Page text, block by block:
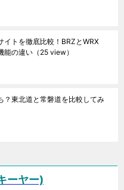
イトを徹底比較！BRZとWRX
能の違い （25 view）
？東北道と常磐道を比較してみ
ーヤー)